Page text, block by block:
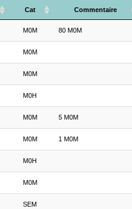
Cat Commentaire
M0M 80 M0M
M0M
M0M
M0H
M0M 5 M0M
M0M 1 M0M
M0H
M0M
SEM